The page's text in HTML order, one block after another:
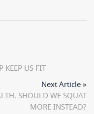
KEEP US FIT
Next Article »
SHOULD WE SQUAT
MORE INSTEAD?